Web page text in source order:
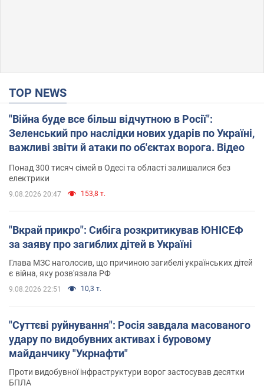
TOP NEWS
"Війна буде все більш відчутною в Росії":
Зеленський про наслідки нових ударів по Україні,
важливі звіти й атаки по об'єктах ворога. Відео
Понад 300 тисяч сімей в Одесі та області залишалися без
електрики
9.08.2026 20:47 153,8 т.
"Вкрай прикро": Сибіга розкритикував ЮНІСЕФ
за заяву про загиблих дітей в Україні
Глава МЗС наголосив, що причиною загибелі українських дітей
є війна, яку розв'язала РФ
9.08.2026 22:51 10,3 т.
"Суттєві руйнування": Росія завдала масованого
удару по видобувних активах і буровому
майданчику "Укрнафти"
Проти видобувної інфраструктури ворог застосував десятки
БПЛА